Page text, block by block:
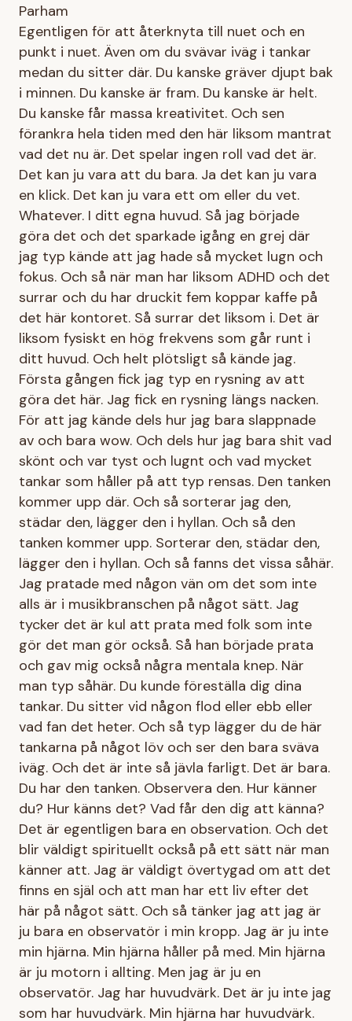
Parham
Egentligen för att återknyta till nuet och en
punkt i nuet. Även om du svävar iväg i tankar
medan du sitter där. Du kanske gräver djupt bak
i minnen. Du kanske är fram. Du kanske är helt.
Du kanske får massa kreativitet. Och sen
förankra hela tiden med den här liksom mantrat
vad det nu är. Det spelar ingen roll vad det är.
Det kan ju vara att du bara. Ja det kan ju vara
en klick. Det kan ju vara ett om eller du vet.
Whatever. I ditt egna huvud. Så jag började
göra det och det sparkade igång en grej där
jag typ kände att jag hade så mycket lugn och
fokus. Och så när man har liksom ADHD och det
surrar och du har druckit fem koppar kaffe på
det här kontoret. Så surrar det liksom i. Det är
liksom fysiskt en hög frekvens som går runt i
ditt huvud. Och helt plötsligt så kände jag.
Första gången fick jag typ en rysning av att
göra det här. Jag fick en rysning längs nacken.
För att jag kände dels hur jag bara slappnade
av och bara wow. Och dels hur jag bara shit vad
skönt och var tyst och lugnt och vad mycket
tankar som håller på att typ rensas. Den tanken
kommer upp där. Och så sorterar jag den,
städar den, lägger den i hyllan. Och så den
tanken kommer upp. Sorterar den, städar den,
lägger den i hyllan. Och så fanns det vissa såhär.
Jag pratade med någon vän om det som inte
alls är i musikbranschen på något sätt. Jag
tycker det är kul att prata med folk som inte
gör det man gör också. Så han började prata
och gav mig också några mentala knep. När
man typ såhär. Du kunde föreställa dig dina
tankar. Du sitter vid någon flod eller ebb eller
vad fan det heter. Och så typ lägger du de här
tankarna på något löv och ser den bara sväva
iväg. Och det är inte så jävla farligt. Det är bara.
Du har den tanken. Observera den. Hur känner
du? Hur känns det? Vad får den dig att känna?
Det är egentligen bara en observation. Och det
blir väldigt spirituellt också på ett sätt när man
känner att. Jag är väldigt övertygad om att det
finns en själ och att man har ett liv efter det
här på något sätt. Och så tänker jag att jag är
ju bara en observatör i min kropp. Jag är ju inte
min hjärna. Min hjärna håller på med. Min hjärna
är ju motorn i allting. Men jag är ju en
observatör. Jag har huvudvärk. Det är ju inte jag
som har huvudvärk. Min hjärna har huvudvärk.